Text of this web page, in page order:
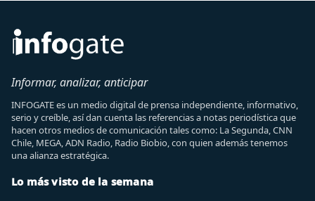
Informar, analizar, anticipar
INFOGATE es un medio digital de prensa independiente, informativo,
serio y creíble, así dan cuenta las referencias a notas periodística que
hacen otros medios de comunicación tales como: La Segunda, CNN
Chile, MEGA, ADN Radio, Radio Biobio, con quien además tenemos
una alianza estratégica.
Lo más visto de la semana